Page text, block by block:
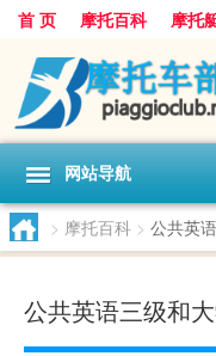
首 页 摩托百科 摩托
网站导航
> 摩托百科 > 公共英
公共英语三级和